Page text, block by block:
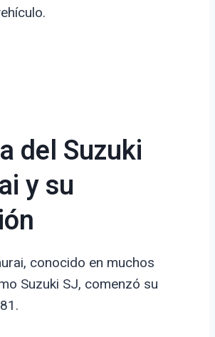
del Suzuki
y su
conocido en muchos
Suzuki SJ, comenzó su